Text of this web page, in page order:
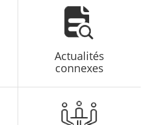
Actualités
connexes